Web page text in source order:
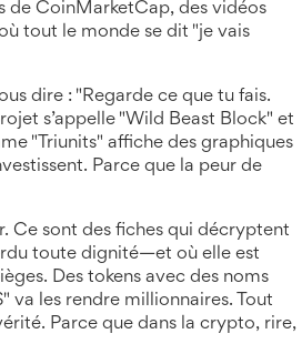
de CoinMarketCap, des vidéos
tout le monde se dit "je vais
dire : "Regarde ce que tu fais.
s’appelle "Wild Beast Block" et
"Triunits" affiche des graphiques
Parce que la peur de
Ce sont des fiches qui décryptent
toute dignité—et où elle est
Des tokens avec des noms
va les rendre millionnaires. Tout
Parce que dans la crypto, rire,